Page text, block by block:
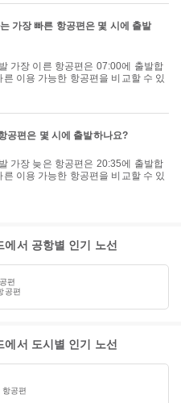
가장 빠른 항공편은 몇 시에 출발
이용 가능한 항공편을 비교할 수 있
공편은 몇 시에 출발하나요?
이용 가능한 항공편을 비교할 수 있
서 공항별 인기 노선
편
공편
서 도시별 인기 노선
공편